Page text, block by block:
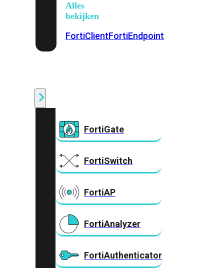
Alles
bekijken
FortiClientFortiEndpoint
FortiGate
FortiSwitch
FortiAP
FortiAnalyzer
FortiAuthenticator